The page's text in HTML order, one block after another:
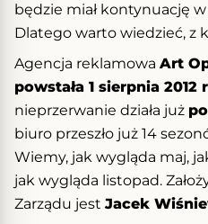
będzie miał kontynuację
Dlatego warto wiedzieć, z
Agencja reklamowa Art
powstała 1 sierpnia
nieprzerwanie działa już
biuro przeszło już 14
Wiemy, jak wygląda maj,
jak wygląda listopad.
Zarządu jestJacek